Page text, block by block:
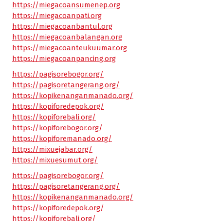
https://miegacoansumenep.org
https://miegacoanpati.org
https://miegacoanbantul.org
https://miegacoanbalangan.org
https://miegacoanteukuumar.org
https://miegacoanpancing.org
https://pagisorebogor.org/
https://pagisoretangerang.org/
https://kopikenanganmanado.org/
https://kopiforedepok.org/
https://kopiforebali.org/
https://kopiforebogor.org/
https://kopiforemanado.org/
https://mixuejabar.org/
https://mixuesumut.org/
https://pagisorebogor.org/
https://pagisoretangerang.org/
https://kopikenanganmanado.org/
https://kopiforedepok.org/
https://kopiforebali.org/